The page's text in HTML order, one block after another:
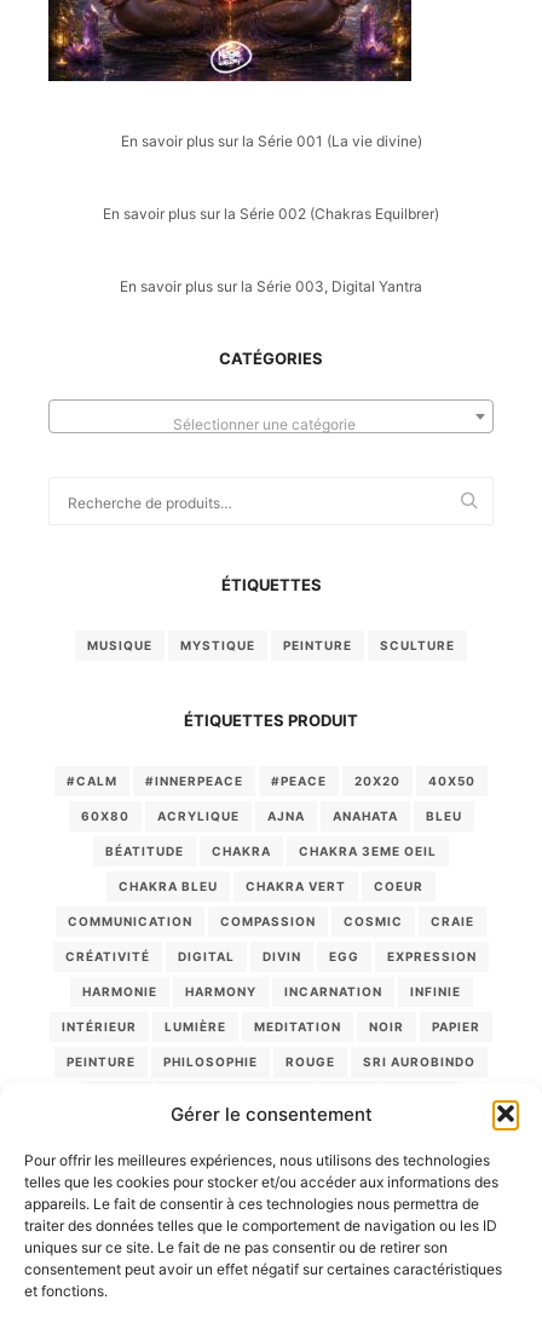
Gérer le consentement
Pour offrir les meilleures expériences, nous utilisons des technologies
telles que les cookies pour stocker et/ou accéder aux informations des
appareils. Le fait de consentir à ces technologies nous permettra de
traiter des données telles que le comportement de navigation ou les ID
uniques sur ce site. Le fait de ne pas consentir ou de retirer son
consentement peut avoir un effet négatif sur certaines caractéristiques
et fonctions.
En savoir plus sur la Série 001 (La vie divine)
En savoir plus sur la Série 002 (Chakras Equilbrer)
En savoir plus sur la Série 003, Digital Yantra
CATÉGORIES
Sélectionner une catégorie
pour :
ÉTIQUETTES
MUSIQUE MYSTIQUE PEINTURE SCULTURE
ÉTIQUETTES PRODUIT
#CALM #INNERPEACE #PEACE 20X20 40X50
60X80 ACRYLIQUE AJNA ANAHATA BLEU
BÉATITUDE CHAKRA CHAKRA 3EME OEIL
CHAKRA BLEU CHAKRA VERT COEUR
COMMUNICATION COMPASSION COSMIC CRAIE
CRÉATIVITÉ DIGITAL DIVIN EGG EXPRESSION
HARMONIE HARMONY INCARNATION INFINIE
INTÉRIEUR LUMIÈRE MEDITATION NOIR PAPIER
PEINTURE PHILOSOPHIE ROUGE SRI AUROBINDO
PANIER
Votre panier est vide.